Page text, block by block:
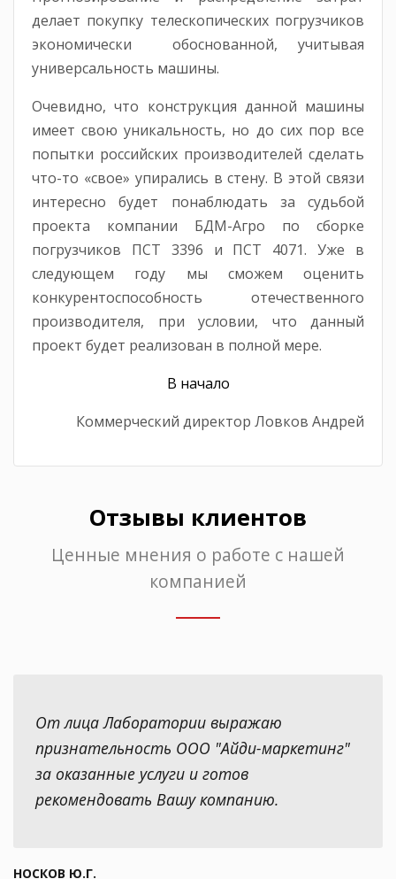
делает покупку телескопических погрузчиков
экономически обоснованной, учитывая
универсальность машины.
Очевидно, что конструкция данной машины
имеет свою уникальность, но до сих пор все
попытки российских производителей сделать
что-то «свое» упирались в стену. В этой связи
интересно будет понаблюдать за судьбой
проекта компании БДМ-Агро по сборке
погрузчиков ПСТ 3396 и ПСТ 4071. Уже в
следующем году мы сможем оценить
конкурентоспособность отечественного
производителя, при условии, что данный
проект будет реализован в полной мере.
В начало
Коммерческий директор Ловков Андрей
Отзывы клиентов
Ценные мнения о работе с нашей
компанией
От лица Лаборатории выражаю
признательность ООО "Айди-маркетинг"
за оказанные услуги и готов
рекомендовать Вашу компанию.
НОСКОВ Ю.Г.